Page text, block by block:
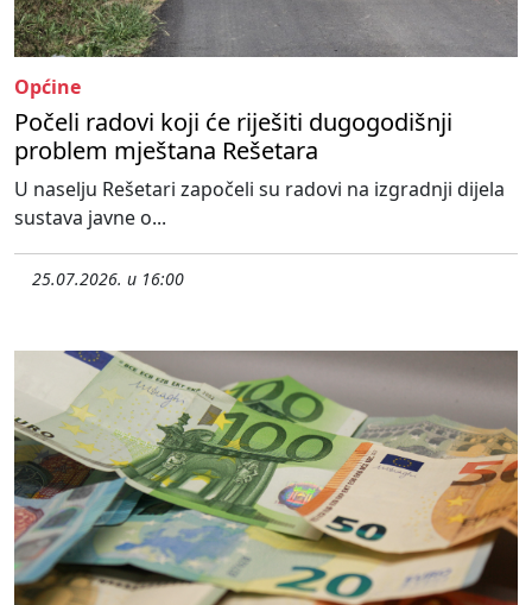
Općine
Počeli radovi koji će riješiti dugogodišnji
problem mještana Rešetara
U naselju Rešetari započeli su radovi na izgradnji dijela
sustava javne o...
25.07.2026. u 16:00